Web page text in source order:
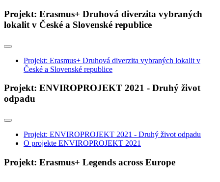
Projekt: Erasmus+ Druhová diverzita vybraných
lokalit v České a Slovenské republice
Projekt: Erasmus+ Druhová diverzita vybraných lokalit v
České a Slovenské republice
Projekt: ENVIROPROJEKT 2021 - Druhý život
odpadu
Projekt: ENVIROPROJEKT 2021 - Druhý život odpadu
O projekte ENVIROPROJEKT 2021
Projekt: Erasmus+ Legends across Europe